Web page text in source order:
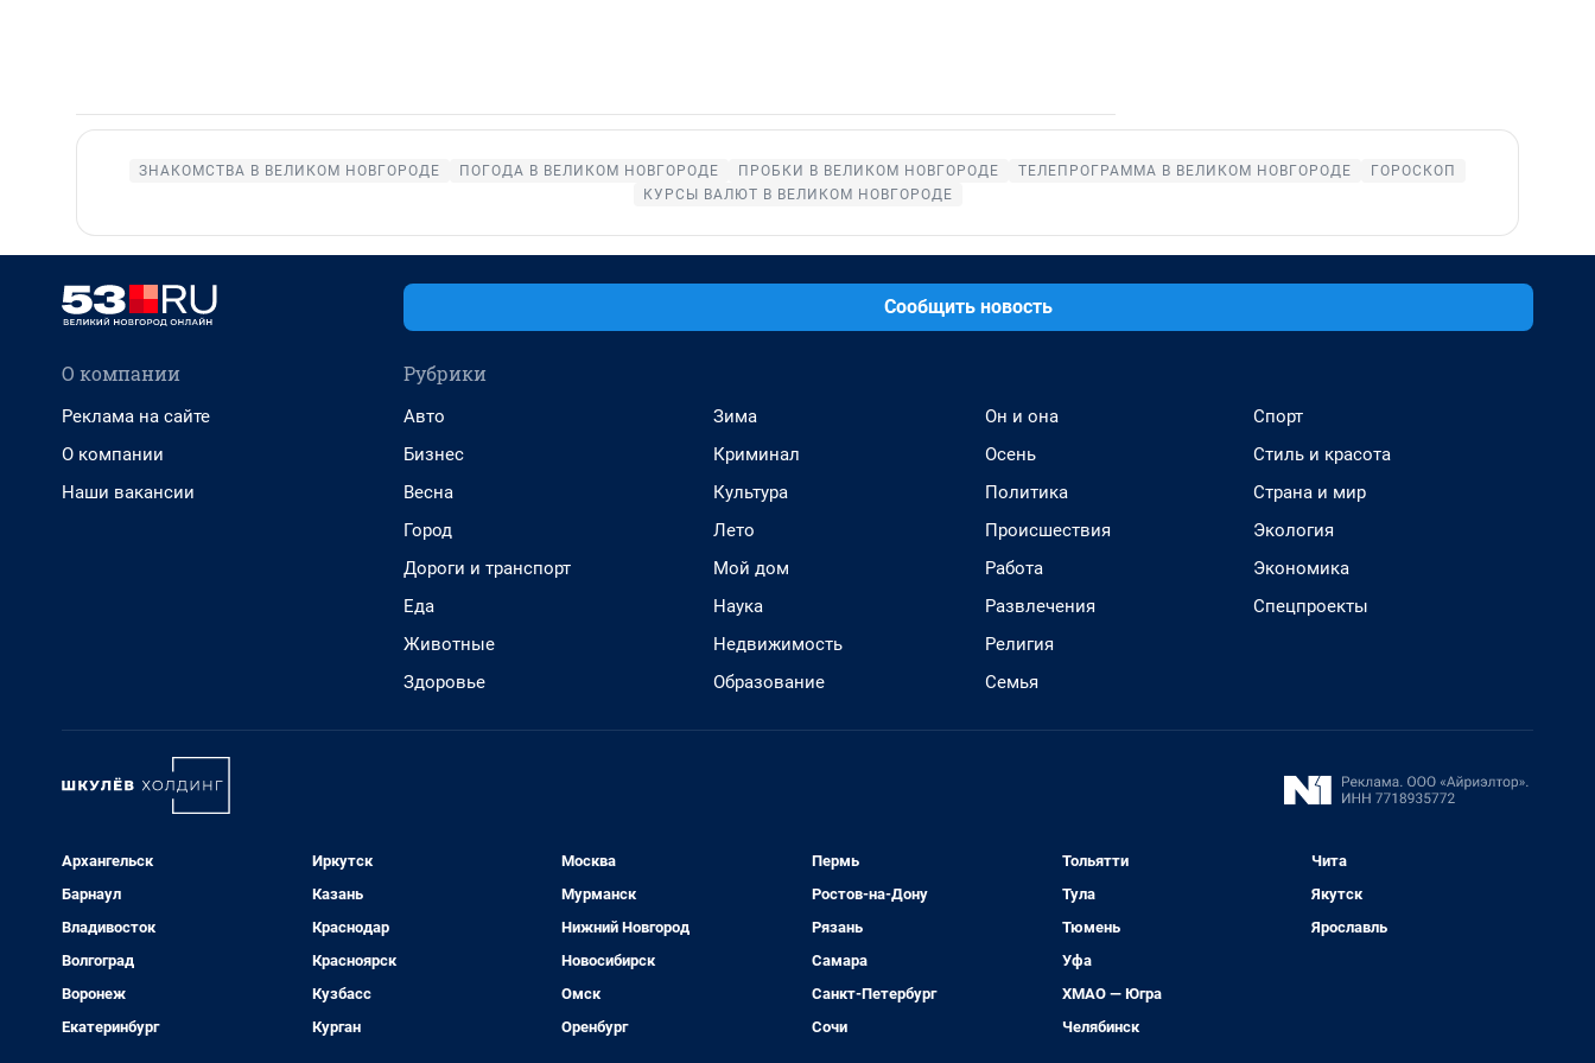
ЗНАКОМСТВА В ВЕЛИКОМ НОВГОРОДЕ ПОГОДА В ВЕЛИКОМ НОВГОРОДЕ ПРОБКИ В ВЕЛИКОМ НОВГОРОДЕ ТЕЛЕПРОГРАММА В ВЕЛИКОМ НОВГОРОДЕ
ГОРОСКОП
КУРСЫ ВАЛЮТ В ВЕЛИКОМ НОВГОРОДЕ
Сообщить новость
О компании
Реклама на сайте
О компании
Наши вакансии
Рубрики
Авто
Бизнес
Весна
Город
Дороги и транспорт
Еда
Животные
Здоровье
Зима
Криминал
Культура
Лето
Мой дом
Наука
Недвижимость
Образование
Он и она
Осень
Политика
Происшествия
Работа
Развлечения
Религия
Семья
Спорт
Стиль и красота
Страна и мир
Экология
Экономика
Спецпроекты
Архангельск
Барнаул
Владивосток
Волгоград
Воронеж
Екатеринбург
Иркутск
Казань
Краснодар
Красноярск
Кузбасс
Курган
Москва
Мурманск
Нижний Новгород
Новосибирск
Омск
Оренбург
Пермь
Ростов-на-Дону
Рязань
Самара
Санкт-Петербург
Сочи
Тольятти
Тула
Тюмень
Уфа
ХМАО — Югра
Челябинск
Чита
Якутск
Ярославль